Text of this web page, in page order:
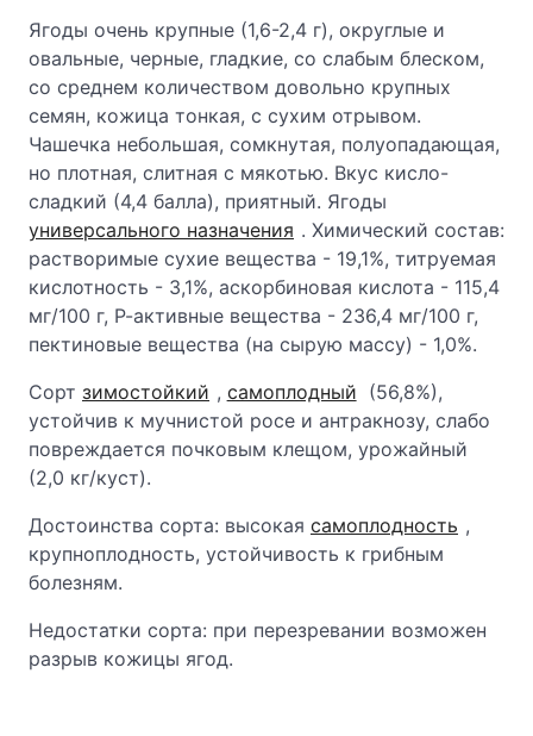
Ягоды очень крупные (1,6-2,4 г), округлые и
овальные, черные, гладкие, со слабым блеском,
со среднем количеством довольно крупных
семян, кожица тонкая, с сухим отрывом.
Чашечка небольшая, сомкнутая, полуопадающая,
но плотная, слитная с мякотью. Вкус кисло-
сладкий (4,4 балла), приятный. Ягоды
универсального назначения . Химический состав:
растворимые сухие вещества - 19,1%, титруемая
кислотность - 3,1%, аскорбиновая кислота - 115,4
мг/100 г, Р-активные вещества - 236,4 мг/100 г,
пектиновые вещества (на сырую массу) - 1,0%.
Сорт зимостойкий , самоплодный (56,8%),
устойчив к мучнистой росе и антракнозу, слабо
повреждается почковым клещом, урожайный
(2,0 кг/куст).
Достоинства сорта: высокая самоплодность ,
крупноплодность, устойчивость к грибным
болезням.
Недостатки сорта: при перезревании возможен
разрыв кожицы ягод.